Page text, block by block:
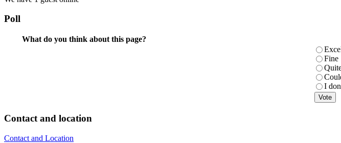
Poll
What do you think about this page?
Fine
I
Contact and location
Contact and Location